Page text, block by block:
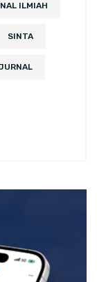
ILMIAH
SINTA